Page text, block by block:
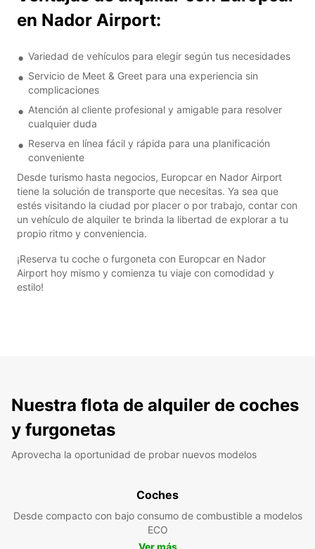
en Nador Airport:
Variedad de vehículos para elegir según tus necesidades
Servicio de Meet & Greet para una experiencia sin
complicaciones
Atención al cliente profesional y amigable para resolver
cualquier duda
Reserva en línea fácil y rápida para una planificación
conveniente
Desde turismo hasta negocios, Europcar en Nador Airport
tiene la solución de transporte que necesitas. Ya sea que
estés visitando la ciudad por placer o por trabajo, contar con
un vehículo de alquiler te brinda la libertad de explorar a tu
propio ritmo y conveniencia.
¡Reserva tu coche o furgoneta con Europcar en Nador
Airport hoy mismo y comienza tu viaje con comodidad y
estilo!
Nuestra flota de alquiler de coches
y furgonetas
Aprovecha la oportunidad de probar nuevos modelos
Coches
Desde compacto con bajo consumo de combustible a modelos
ECO
Ver más